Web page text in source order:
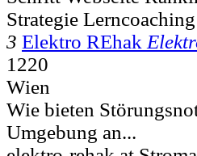
Strategie
3 Elektro REhak
1220
Wien
Wie bieten
Umgebung an...